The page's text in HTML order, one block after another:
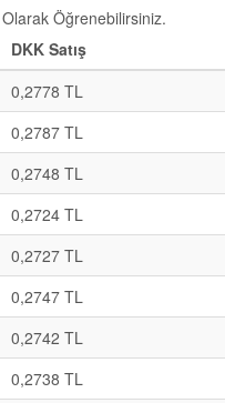
Olarak Öğrenebilirsiniz.
DKK Satış
0,2778 TL
0,2787 TL
0,2748 TL
0,2724 TL
0,2727 TL
0,2747 TL
0,2742 TL
0,2738 TL